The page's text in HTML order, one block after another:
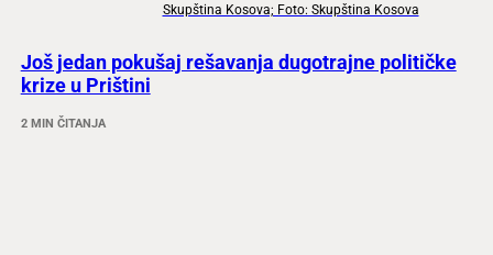
Skupština Kosova; Foto: Skupština Kosova
Još jedan pokušaj rešavanja dugotrajne političke
krize u Prištini
2 MIN ČITANJA